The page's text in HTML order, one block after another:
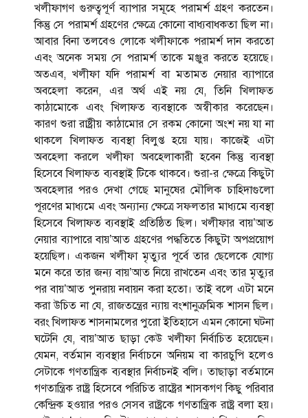
খলীফাগণ গুরুত্বপূর্ণ ব্যাপার সমূহে পরামর্শ গ্রহণ করতেন।
কিন্তু সে পরামর্শ গ্রহণের ক্ষেত্রে কোনো বাধ্যবাধকতা ছিল না।
আবার বিনা তলবেও লোকে খলীফাকে পরামর্শ দান করতো
এবং অনেক সময় সে পরামর্শ তাকে মঞ্জুর করতে হয়েছে।
অতএব, খলীফা যদি পরামর্শ বা মতামত নেয়ার ব্যাপারে
অবহেলা করেন, এর অর্থ এই নয় যে, তিনি খিলাফত
কাঠামোকে এবং খিলাফত ব্যবস্থাকে অস্বীকার করেছেন।
কারণ শুরা রাষ্ট্রীয় কাঠামোর সে রকম কোনো অংশ নয় যা না
থাকলে খিলাফত ব্যবস্থা বিলুপ্ত হয়ে যায়। কাজেই এটা
অবহেলা করলে খলীফা অবহেলাকারী হবেন কিন্তু ব্যবস্থা
হিসেবে খিলাফত ব্যবস্থাই টিকে থাকবে। শুরা-র ক্ষেত্রে কিছুটা
অবহেলার পরও দেখা গেছে মানুষের মৌলিক চাহিদাগুলো
পূরণের মাধ্যমে এবং অন্যান্য ক্ষেত্রে সফলতার মাধ্যমে ব্যবস্থা
হিসেবে খিলাফত ব্যবস্থাই প্রতিষ্ঠিত ছিল। খলীফার বায়’আত
নেয়ার ব্যাপারে বায়’আত গ্রহণের পদ্ধতিতে কিছুটা অপপ্রয়োগ
হয়েছিল। একজন খলীফা মৃত্যুর পূর্বে তার ছেলেকে যোগ্য
মনে করে তার জন্য বায়’আত নিয়ে রাখতেন এবং তার মৃত্যুর
পর বায়’আত পুনরায় নবায়ন করা হতো। তাই বলে এটা মনে
করা উচিত না যে, রাজতন্ত্রের ন্যায় বংশানুক্রমিক শাসন ছিল।
বরং খিলাফত শাসনামলের পুরো ইতিহাসে এমন কোনো ঘটনা
ঘটেনি যে, বায়’আত ছাড়া কেউ খলীফা নির্বাচিত হয়েছেন।
যেমন, বর্তমান ব্যবস্থার নির্বাচনে অনিয়ম বা কারচুপি হলেও
সেটাকে গণতান্ত্রিক ব্যবস্থার নির্বাচনই বলি। তাছাড়া বর্তমানে
গণতান্ত্রিক রাষ্ট্র হিসেবে পরিচিত রাষ্ট্রের শাসকগণ কিছু পরিবার
কেন্দ্রিক হওয়ার পরও সেসব রাষ্ট্রকে গণতান্ত্রিক রাষ্ট্র বলা হয়।